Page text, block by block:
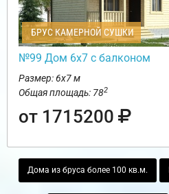
БРУС КАМЕРНОЙ СУШКИ
№99 Дом 6х7 с балконом
Размер: 6х7 м
Общая площадь: 782
от 1715200
Дома из бруса более 100 кв.м.